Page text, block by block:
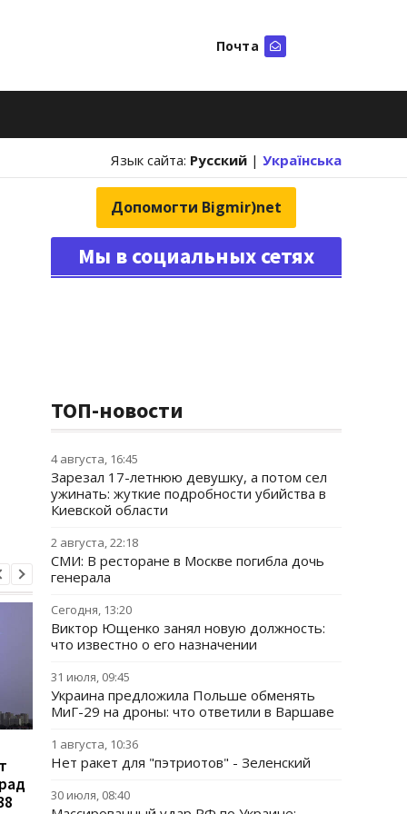
Почта
Язык сайта: Русский | Українська
В Украине
зарегистрировали
правил мобилизации:
создании
Допомогти Bigmir)net
Мы в социальных сетях
ТОП-новости
4 августа, 16:45
Зарезал 17-летнюю девушку, а потом сел
ужинать: жуткие подробности убийства в
Киевской области
2 августа, 22:18
СМИ: В ресторане в Москве погибла дочь
генерала
Сегодня, 13:20
Виктор Ющенко занял новую должность:
что известно о его назначении
31 июля, 09:45
Украина предложила Польше обменять
МиГ-29 на дроны: что ответили в Варшаве
1 августа, 10:36
Нет ракет для "пэтриотов" - Зеленский
30 июля, 08:40